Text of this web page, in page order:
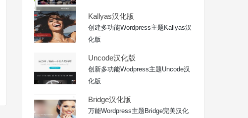
Kallyas汉化版
创建多功能Wordpress主题Kallyas汉
化版
Uncode汉化版
创新多功能Wodpress主题Uncode汉
化版
Bridge汉化版
万能Wordpress主题Bridge完美汉化